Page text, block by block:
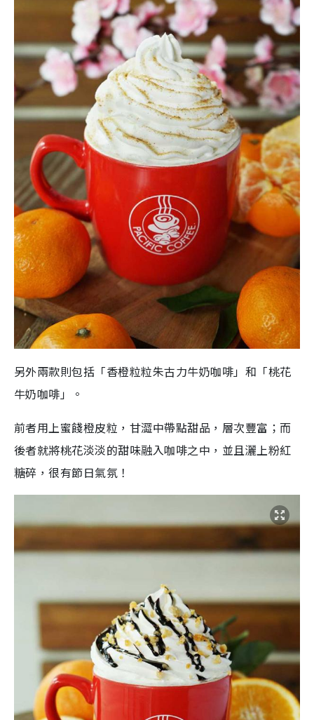
另外兩款則包括「香橙粒粒朱古力牛奶咖啡」和「桃花
牛奶咖啡」。
前者用上蜜餞橙皮粒，甘澀中帶點甜品，層次豐富；而
後者就將桃花淡淡的甜味融入咖啡之中，並且灑上粉紅
糖碎，很有節日氣氛！